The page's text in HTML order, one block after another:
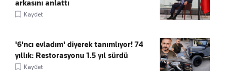
arkasını anlattı
Kaydet
'6'ncı evladım' diyerek tanımlıyor! 74
yıllık: Restorasyonu 1.5 yıl sürdü
Kaydet